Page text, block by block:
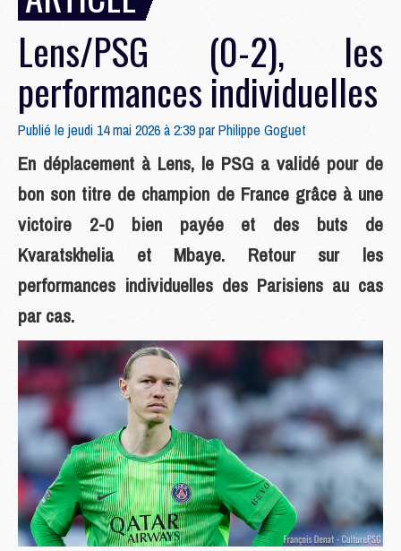
Lens/PSG (0-2), les
performances individuelles
Publié le jeudi 14 mai 2026 à 2:39 parPhilippe Goguet
En déplacement à Lens, le PSG a validé pour de
bon son titre de champion de France grâce à une
victoire 2-0 bien payée et des buts de
Kvaratskhelia et Mbaye. Retour sur les
performances individuelles des Parisiens au cas
par cas.